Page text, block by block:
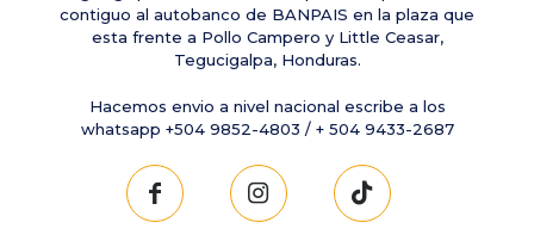
contiguo al autobanco de BANPAIS en la plaza que
esta frente a Pollo Campero y Little Ceasar,
Tegucigalpa, Honduras.
Hacemos envio a nivel nacional escribe a los
whatsapp +504 9852-4803 / + 504 9433-2687